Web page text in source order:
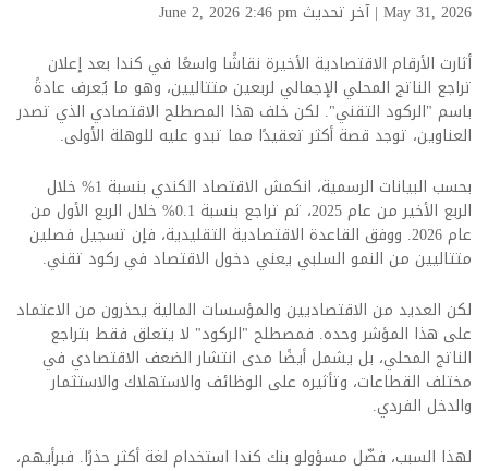
May 31, 2026
|آخر تحديث June 2, 2026 2:46 pm
أثارت الأرقام الاقتصادية الأخيرة نقاشًا واسعًا في كندا بعد إعلان
تراجع الناتج المحلي الإجمالي لربعين متتاليين، وهو ما يُعرف عادةً
باسم "الركود التقني". لكن خلف هذا المصطلح الاقتصادي الذي تصدر
العناوين، توجد قصة أكثر تعقيدًا مما تبدو عليه للوهلة الأولى.
بحسب البيانات الرسمية، انكمش الاقتصاد الكندي بنسبة 1% خلال
الربع الأخير من عام 2025، ثم تراجع بنسبة 0.1% خلال الربع الأول من
عام 2026. ووفق القاعدة الاقتصادية التقليدية، فإن تسجيل فصلين
متتاليين من النمو السلبي يعني دخول الاقتصاد في ركود تقني.
لكن العديد من الاقتصاديين والمؤسسات المالية يحذرون من الاعتماد
على هذا المؤشر وحده. فمصطلح "الركود" لا يتعلق فقط بتراجع
الناتج المحلي، بل يشمل أيضًا مدى انتشار الضعف الاقتصادي في
مختلف القطاعات، وتأثيره على الوظائف والاستهلاك والاستثمار
والدخل الفردي.
لهذا السبب، فضّل مسؤولو بنك كندا استخدام لغة أكثر حذرًا. فبرأيهم،